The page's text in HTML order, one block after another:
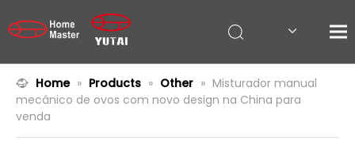
Home » Products » Other » Misturador manual
mecânico de ovos com novo design na China para
venda